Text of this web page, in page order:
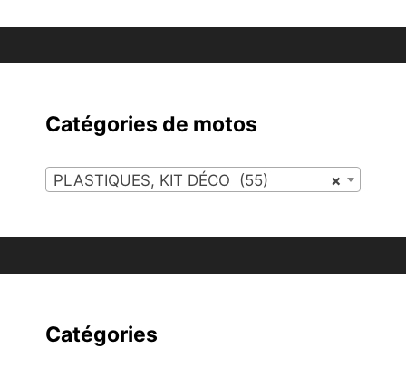
Catégories de motos
×
PLASTIQUES, KIT DÉCO (55)
Catégories